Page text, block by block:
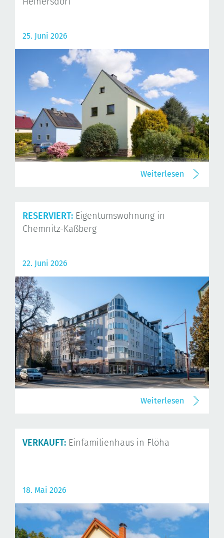
25. Juni 2026
Weiterlesen
RESERVIERT: Eigentumswohnung in
Chemnitz-Kaßberg
22. Juni 2026
Weiterlesen
VERKAUFT: Einfamilienhaus in Flöha
18. Mai 2026